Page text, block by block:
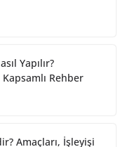
Yapılır?
Kapsamlı Rehber
Amaçları, İşleyişi